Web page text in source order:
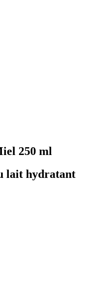
250 ml
lait hydratant